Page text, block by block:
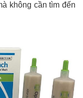
không cần tìm đến